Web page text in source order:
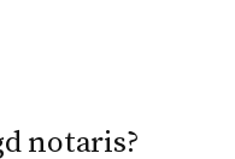
notaris?